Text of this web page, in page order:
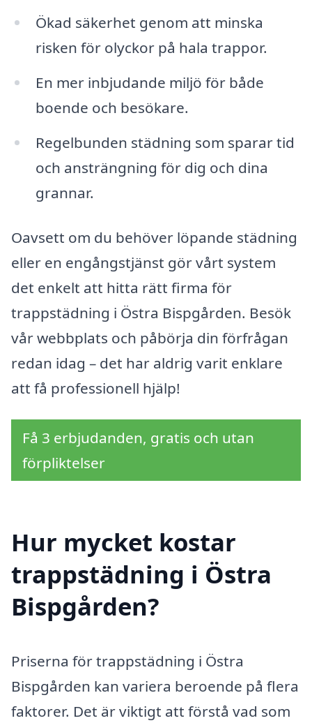
Ökad säkerhet genom att minska
risken för olyckor på hala trappor.
En mer inbjudande miljö för både
boende och besökare.
Regelbunden städning som sparar tid
och ansträngning för dig och dina
grannar.
Oavsett om du behöver löpande städning
eller en engångstjänst gör vårt system
det enkelt att hitta rätt firma för
trappstädning i Östra Bispgården. Besök
vår webbplats och påbörja din förfrågan
redan idag – det har aldrig varit enklare
att få professionell hjälp!
Få 3 erbjudanden, gratis och utan
förpliktelser
Hur mycket kostar
trappstädning i Östra
Bispgården?
Priserna för trappstädning i Östra
Bispgården kan variera beroende på flera
faktorer. Det är viktigt att förstå vad som